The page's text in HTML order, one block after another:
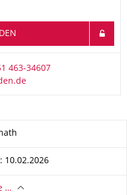
10.02.2026
…